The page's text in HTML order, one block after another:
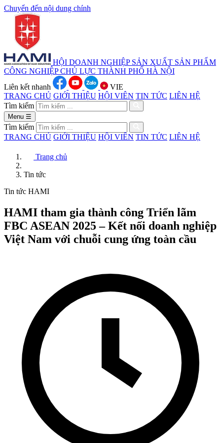
Chuyển đến nội dung chính
HỘI DOANH NGHIỆP SẢN XUẤT SẢN PHẨM
CÔNG NGHIỆP CHỦ LỰC THÀNH PHỐ HÀ NỘI
Liên kết nhanh
VIE
TRANG CHỦ GIỚI THIỆU HỘI VIÊN TIN TỨC LIÊN HỆ
Tìm kiếm
Menu ☰
Tìm kiếm
TRANG CHỦ GIỚI THIỆU HỘI VIÊN TIN TỨC LIÊN HỆ
Trang chủ
Tin tức
Tin tức HAMI
HAMI tham gia thành công Triển lãm
FBC ASEAN 2025 – Kết nối doanh nghiệp
Việt Nam với chuỗi cung ứng toàn cầu